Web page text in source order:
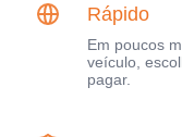
Rápido
Em poucos
veículo,
pagar.